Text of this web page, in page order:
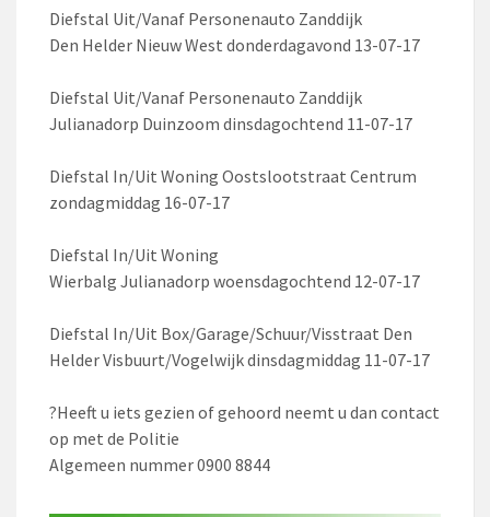
Diefstal Uit/Vanaf Personenauto Zanddijk
Den Helder Nieuw West donderdagavond 13-07-17
Diefstal Uit/Vanaf Personenauto Zanddijk
Julianadorp Duinzoom dinsdagochtend 11-07-17
Diefstal In/Uit Woning Oostslootstraat Centrum
zondagmiddag 16-07-17
Diefstal In/Uit Woning
Wierbalg Julianadorp woensdagochtend 12-07-17
Diefstal In/Uit Box/Garage/Schuur/Visstraat Den
Helder Visbuurt/Vogelwijk dinsdagmiddag 11-07-17
?Heeft u iets gezien of gehoord neemt u dan contact
op met de Politie
Algemeen nummer 0900 8844